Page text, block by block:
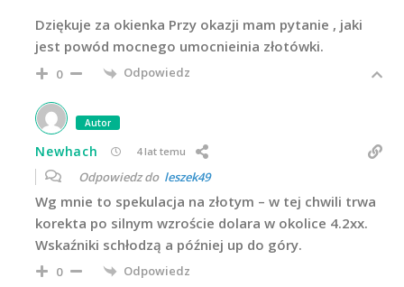
Dziękuje za okienka Przy okazji mam pytanie , jaki
jest powód mocnego umocnieinia złotówki.
0 Odpowiedz
Autor
Newhach 4 lat temu
Odpowiedz do leszek49
Wg mnie to spekulacja na złotym – w tej chwili trwa
korekta po silnym wzroście dolara w okolice 4.2xx.
Wskaźniki schłodzą a później up do góry.
0 Odpowiedz